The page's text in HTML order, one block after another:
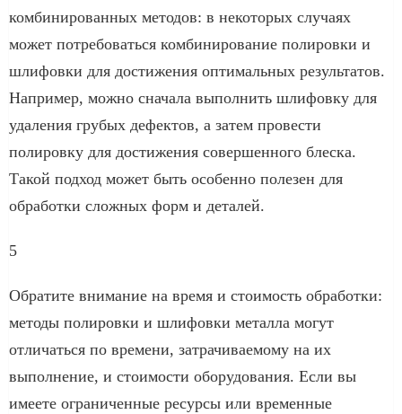
комбинированных методов: в некоторых случаях
может потребоваться комбинирование полировки и
шлифовки для достижения оптимальных результатов.
Например, можно сначала выполнить шлифовку для
удаления грубых дефектов, а затем провести
полировку для достижения совершенного блеска.
Такой подход может быть особенно полезен для
обработки сложных форм и деталей.
5
Обратите внимание на время и стоимость обработки:
методы полировки и шлифовки металла могут
отличаться по времени, затрачиваемому на их
выполнение, и стоимости оборудования. Если вы
имеете ограниченные ресурсы или временные